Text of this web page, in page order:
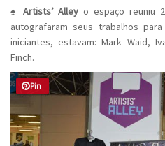
♠ Artists’ Alley o espaço reuniu
autografaram seus trabalhos
iniciantes, estavam: Mark Waid,
Finch.
Pin